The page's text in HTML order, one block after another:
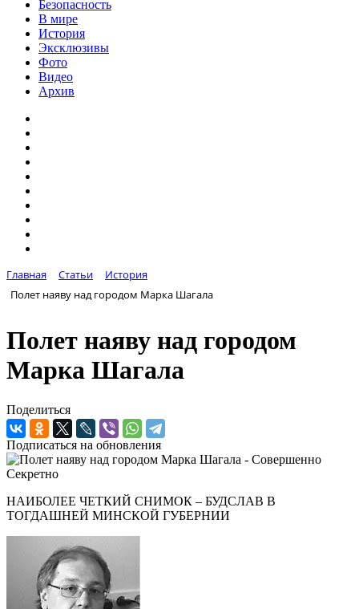
Безопасность
В мире
История
Эксклюзивы
Фото
Видео
Архив
Главная Статьи
История
Полет наяву над городом Марка Шагала
Полет наяву над городом
Марка Шагала
Поделиться
Подписаться на обновления
НАИБОЛЕЕ ЧЕТКИЙ СНИМОК ‒ БУДСЛАВ В
ТОГДАШНЕЙ МИНСКОЙ ГУБЕРНИИ